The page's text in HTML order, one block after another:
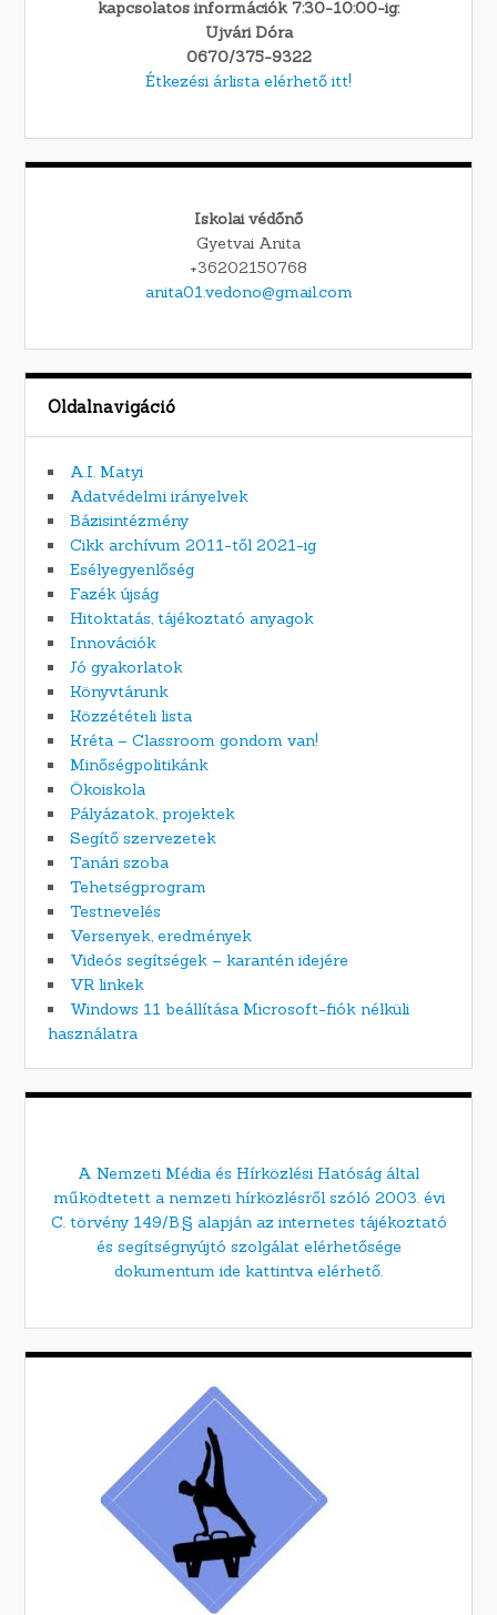
kapcsolatos információk 7:30-10:00-ig:
Ujvári Dóra
0670/375-9322
Étkezési árlista elérhető itt!
Iskolai védőnő
Gyetvai Anita
+36202150768
anita01.vedono@gmail.com
Oldalnavigáció
A.I. Matyi
Adatvédelmi irányelvek
Bázisintézmény
Cikk archívum 2011-től 2021-ig
Esélyegyenlőség
Fazék újság
Hitoktatás, tájékoztató anyagok
Innovációk
Jó gyakorlatok
Könyvtárunk
Közzétételi lista
Kréta – Classroom gondom van!
Minőségpolitikánk
Ökoiskola
Pályázatok, projektek
Segítő szervezetek
Tanári szoba
Tehetségprogram
Testnevelés
Versenyek, eredmények
Videós segítségek – karantén idejére
VR linkek
Windows 11 beállítása Microsoft-fiók nélküli
használatra
A Nemzeti Média és Hírközlési Hatóság által
működtetett a nemzeti hírközlésről szóló 2003. évi
C. törvény 149/B.§ alapján az internetes tájékoztató
és segítségnyújtó szolgálat elérhetősége
dokumentum ide kattintva elérhető.